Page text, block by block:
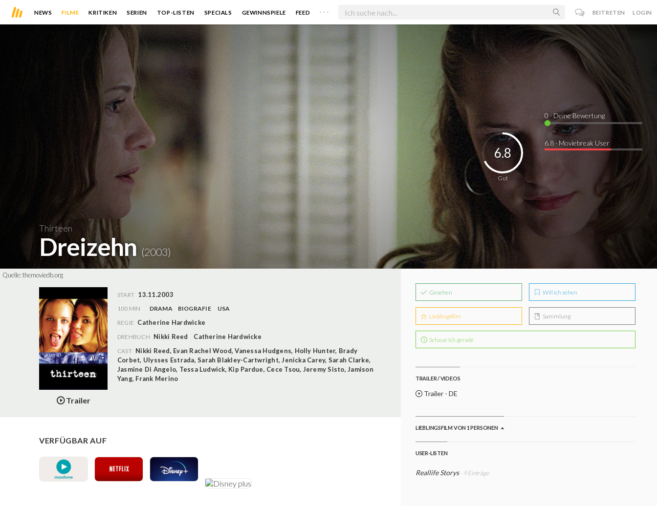
NEWS FILME KRITIKEN SERIEN TOP-LISTEN SPECIALS GEWINNSPIELE FEED . . . BEITRETEN LOGIN
Thirteen
Dreizehn (2003)
Gut
6.8
0· Deine Bewertung
6.8 · Moviebreak User
Quelle:themoviedb.org
Trailer
START 13.11.2003
100 MIN DRAMA BIOGRAFIE
USA
REGIE Catherine Hardwicke
DREHBUCH Nikki Reed Catherine Hardwicke
CAST Nikki Reed, Evan Rachel Wood,Vanessa Hudgens, Holly Hunter, Brady
Corbet, Ulysses Estrada,Sarah Blakley-Cartwright,Jenicka Carey, Sarah Clarke,
Jasmine Di Angelo, Tessa Ludwick, Kip Pardue, Cece Tsou, Jeremy Sisto,Jamison
Yang, Frank Merino
VERFÜGBAR AUF
Gesehen Will ich sehen
Lieblingsfilm Sammlung
Schaue ich gerade
TRAILER / VIDEOS
Trailer - DE
LIEBLINGSFILM VON 1 PERSONEN
USER-LISTEN
Reallife Storys - 9 Einträge